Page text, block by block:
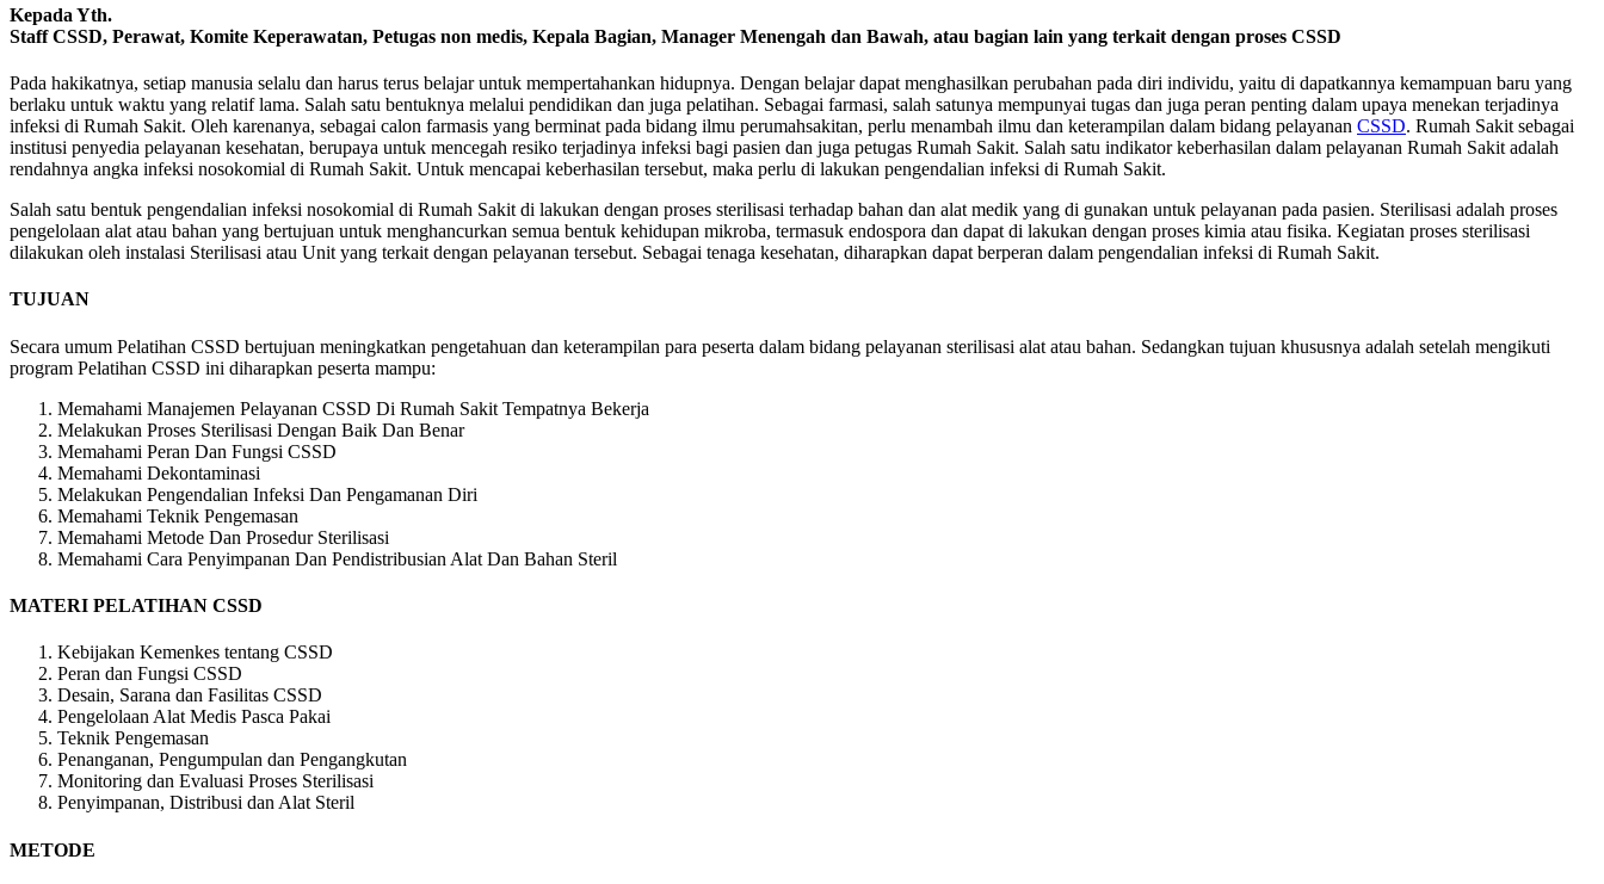
Kepada Yth.
Staff CSSD, Perawat, Komite Keperawatan, Petugas non medis, Kepala Bagian, Manager Menengah dan Bawah, atau bagian lain yang terkait dengan proses CSSD
Pada hakikatnya, setiap manusia selalu dan harus terus belajar untuk mempertahankan hidupnya. Dengan belajar dapat menghasilkan perubahan pada diri individu, yaitu di dapatkannya kemampuan baru yang
berlaku untuk waktu yang relatif lama. Salah satu bentuknya melalui pendidikan dan juga pelatihan. Sebagai farmasi, salah satunya mempunyai tugas dan juga peran penting dalam upaya menekan terjadinya
infeksi di Rumah Sakit. Oleh karenanya, sebagai calon farmasis yang berminat pada bidang ilmu perumahsakitan, perlu menambah ilmu dan keterampilan dalam bidang pelayanan CSSD. Rumah Sakit sebagai
institusi penyedia pelayanan kesehatan, berupaya untuk mencegah resiko terjadinya infeksi bagi pasien dan juga petugas Rumah Sakit. Salah satu indikator keberhasilan dalam pelayanan Rumah Sakit adalah
rendahnya angka infeksi nosokomial di Rumah Sakit. Untuk mencapai keberhasilan tersebut, maka perlu di lakukan pengendalian infeksi di Rumah Sakit.
Salah satu bentuk pengendalian infeksi nosokomial di Rumah Sakit di lakukan dengan proses sterilisasi terhadap bahan dan alat medik yang di gunakan untuk pelayanan pada pasien. Sterilisasi adalah proses
pengelolaan alat atau bahan yang bertujuan untuk menghancurkan semua bentuk kehidupan mikroba, termasuk endospora dan dapat di lakukan dengan proses kimia atau fisika. Kegiatan proses sterilisasi
dilakukan oleh instalasi Sterilisasi atau Unit yang terkait dengan pelayanan tersebut. Sebagai tenaga kesehatan, diharapkan dapat berperan dalam pengendalian infeksi di Rumah Sakit.
TUJUAN
Secara umum Pelatihan CSSD bertujuan meningkatkan pengetahuan dan keterampilan para peserta dalam bidang pelayanan sterilisasi alat atau bahan. Sedangkan tujuan khususnya adalah setelah mengikuti
program Pelatihan CSSD ini diharapkan peserta mampu:
Memahami Manajemen Pelayanan CSSD Di Rumah Sakit Tempatnya Bekerja
Melakukan Proses Sterilisasi Dengan Baik Dan Benar
Memahami Peran Dan Fungsi CSSD
Memahami Dekontaminasi
Melakukan Pengendalian Infeksi Dan Pengamanan Diri
Memahami Teknik Pengemasan
Memahami Metode Dan Prosedur Sterilisasi
Memahami Cara Penyimpanan Dan Pendistribusian Alat Dan Bahan Steril
MATERI PELATIHAN CSSD
Kebijakan Kemenkes tentang CSSD
Peran dan Fungsi CSSD
Desain, Sarana dan Fasilitas CSSD
Pengelolaan Alat Medis Pasca Pakai
Teknik Pengemasan
Penanganan, Pengumpulan dan Pengangkutan
Monitoring dan Evaluasi Proses Sterilisasi
Penyimpanan, Distribusi dan Alat Steril
METODE